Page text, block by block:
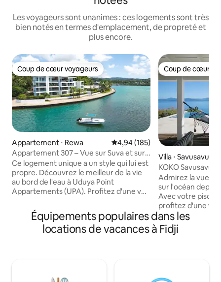
Les voyageurs sont unanimes : ces logements sont très
bien notés en termes d'emplacement, de propreté et
plus encore.
Coup de cœur voyageurs
Coup de cœur voyageurs
Appartement ⋅ Rewa Évaluation moyenne sur la
4,94 (185)
Appartement 307 – Vue sur Suva et sur
l'océan, grand balcon
Ce logement unique a un style qui lui est
propre. Découvrez le meilleur de la vie
au bord de l'eau à Uduya Point
Appartements (UPA). Profitez d'une vue
brises de mer fraîches et d'un cadre
tranquille atmosphère. Nos
appartements modernes disposent de :
idéal pour les amateurs de sports
Coup de cœur
Coup de cœur
Villa ⋅ Savusavu
KOKO Savusavu
miel avec vue sur
Admirez la vue
sur l'océan
Avec votre
profitez d'une
la baie de
villa romantique
magnifiquement
Équipements populaires dans les
locations de vacances à Fidji